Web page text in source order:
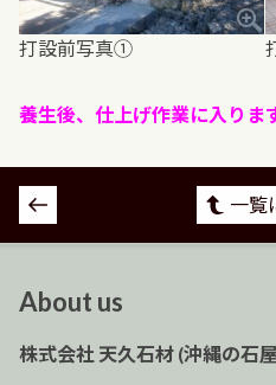
打設前写真①
養生後、仕上げ作業に入ります
投
稿
ゲ
ー
シ
一覧
About us
株式会社 天久石材 (沖縄の石